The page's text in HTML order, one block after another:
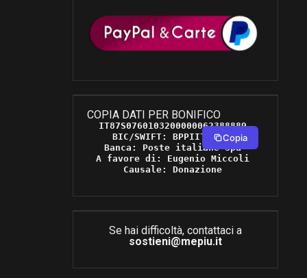
COPIA DATI PER BONIFICO
IT87S0760103200000062388889
BIC/SWIFT: BPPIITRRXXX
Banca: Poste italiane Spa
A favore di: Eugenio Miccoli
Causale: Donazione
Copia
Se hai difficoltà, contattaci a
sostieni@mepiu.it